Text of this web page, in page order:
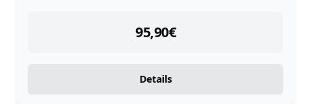
95,90€
instock
Details